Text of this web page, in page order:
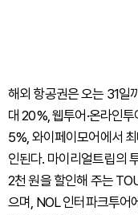
해외 항공권은 오는 31일
대 20%, 웹투어·온라인
5%, 와이페이모어에서
인된다. 마이리얼트립의
2천 원을 할인해 주는
으며, NOL 인터파크투어